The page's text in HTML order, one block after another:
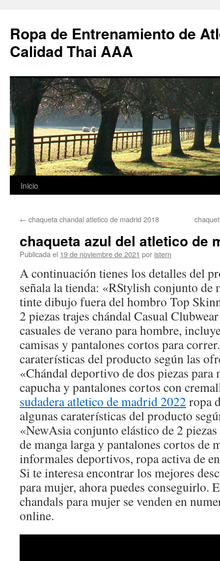
Ropa de Entrenamiento de
Calidad Thai AAA
Saltar
contenido
Inicio
← chaqueta chandal atletico de madrid 2018
chaqueta azul del atletico de
Publicada el 19 de noviembre de 2021 por istern
A continuación tienes los detalles del
señala la tienda: «RStylish conjunto de
tinte dibujo fuera del hombro Top
2 piezas trajes chándal Casual
casuales de verano para hombre,
camisas y pantalones cortos para
caraterísticas del producto según las
«Chándal deportivo de dos piezas para
capucha y pantalones cortos con
sudadera atletico de madrid 2022 ropa
algunas caraterísticas del producto
«NewAsia conjunto elástico de 2
de manga larga y pantalones cortos de
informales deportivos, ropa activa de
Si te interesa encontrar los mejores
para mujer, ahora puedes conseguirlo.
chandals para mujer se venden en
online.